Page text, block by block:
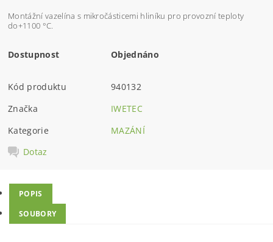
Montážní vazelína s mikročásticemi hliníku pro provozní teploty
do+1100 °C.
Dostupnost Objednáno
Kód produktu
940132
Značka
IWETEC
Kategorie
MAZÁNÍ
Dotaz
POPIS
SOUBORY